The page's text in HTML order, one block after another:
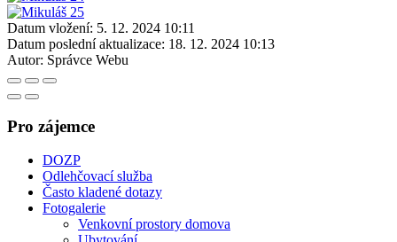
Datum vložení: 5. 12. 2024 10:11
Datum poslední aktualizace: 18. 12. 2024 10:13
Autor: Správce Webu
Pro zájemce
DOZP
Odlehčovací služba
Často kladené dotazy
Fotogalerie
Venkovní prostory domova